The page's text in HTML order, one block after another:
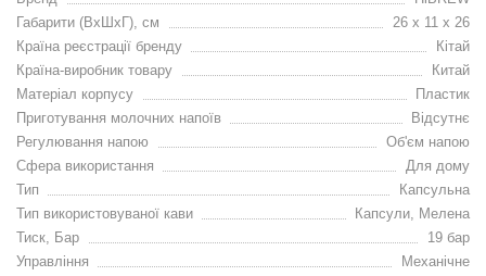
Габарити (ВхШхГ), см
26 x 11 x 26
Країна реєстрації бренду
Кітай
Країна-виробник товару
Китай
Матеріал корпусу
Пластик
Приготування молочних напоїв
Відсутнє
Регулювання напою
Об'єм напою
Сфера використання
Для дому
Тип
Капсульна
Тип використовуваної кави
Капсули, Мелена
Тиск, Бар
19 бар
Управління
Механічне